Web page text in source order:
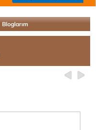
Bloglarım